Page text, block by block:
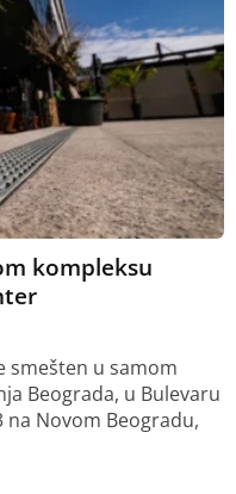
kompleksu
smešten u samom
Beograda, u Bulevaru
na Novom Beogradu,